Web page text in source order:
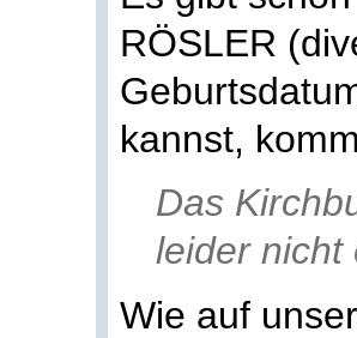
RÖSLER
kannst,
Das
leider nicht
Wie auf